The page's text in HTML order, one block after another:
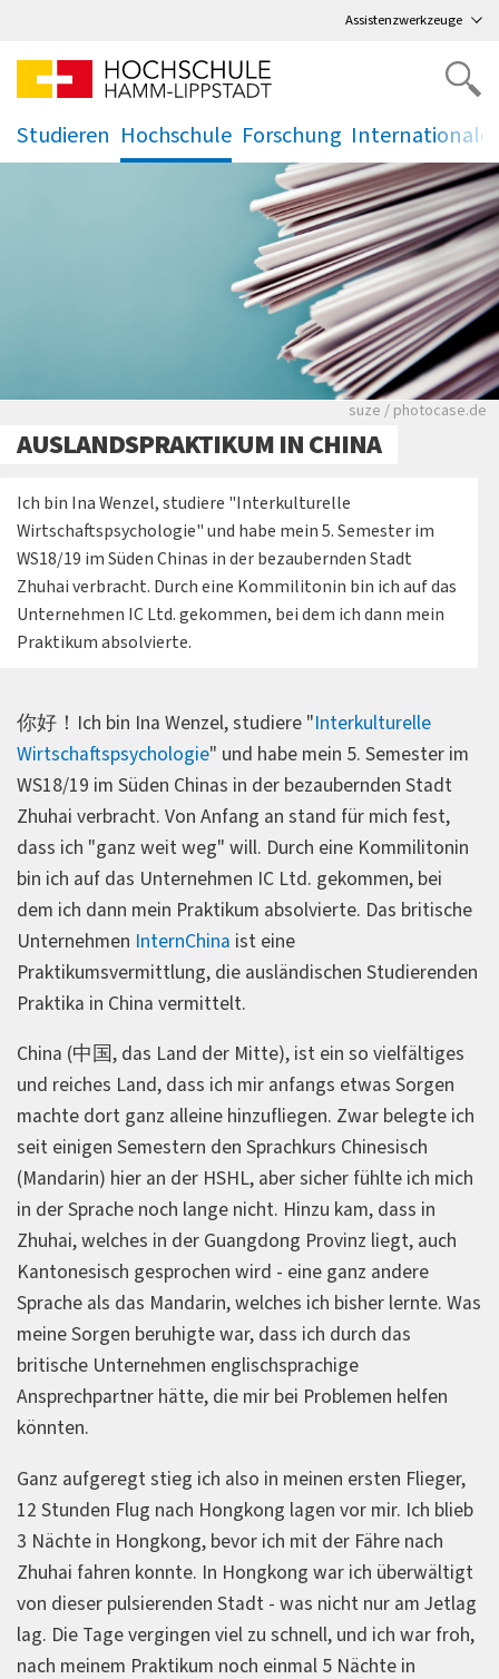
Assistenzwerkzeuge
Studieren
.
Hochschule
.
Forschung
. .
Viele Zeitungen.
suze / photocase.de
AUSLANDSPRAKTIKUM IN CHINA
Ich bin Ina Wenzel, studiere "Interkulturelle
Wirtschaftspsychologie" und habe mein 5. Semester im
WS18/19 im Süden Chinas in der bezaubernden Stadt
Zhuhai verbracht. Durch eine Kommilitonin bin ich auf das
Unternehmen IC Ltd. gekommen, bei dem ich dann mein
Praktikum absolvierte.
你好！Ich bin Ina Wenzel, studiere "Interkulturelle
Wirtschaftspsychologie" und habe mein 5. Semester im
WS18/19 im Süden Chinas in der bezaubernden Stadt
Zhuhai verbracht. Von Anfang an stand für mich fest,
dass ich "ganz weit weg" will. Durch eine Kommilitonin
bin ich auf das Unternehmen IC Ltd. gekommen, bei
dem ich dann mein Praktikum absolvierte. Das britische
Unternehmen InternChina ist eine
Praktikumsvermittlung, die ausländischen Studierenden
Praktika in China vermittelt.
China (中国, das Land der Mitte), ist ein so vielfältiges
und reiches Land, dass ich mir anfangs etwas Sorgen
machte dort ganz alleine hinzufliegen. Zwar belegte ich
seit einigen Semestern den Sprachkurs Chinesisch
(Mandarin) hier an der HSHL, aber sicher fühlte ich mich
in der Sprache noch lange nicht. Hinzu kam, dass in
Zhuhai, welches in der Guangdong Provinz liegt, auch
Kantonesisch gesprochen wird - eine ganz andere
Sprache als das Mandarin, welches ich bisher lernte. Was
meine Sorgen beruhigte war, dass ich durch das
britische Unternehmen englischsprachige
Ansprechpartner hätte, die mir bei Problemen helfen
könnten.
Ganz aufgeregt stieg ich also in meinen ersten Flieger,
12 Stunden Flug nach Hongkong lagen vor mir. Ich blieb
3 Nächte in Hongkong, bevor ich mit der Fähre nach
Zhuhai fahren konnte. In Hongkong war ich überwältigt
von dieser pulsierenden Stadt - was nicht nur am Jetlag
lag. Die Tage vergingen viel zu schnell, und ich war froh,
nach meinem Praktikum noch einmal 5 Nächte in